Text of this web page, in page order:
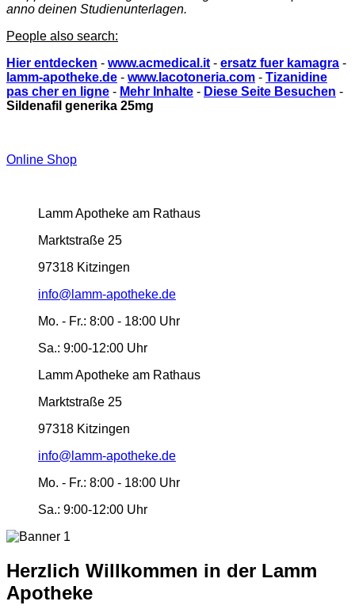
anno deinen Studienunterlagen.
People also search:
Hier entdecken - www.acmedical.it - ersatz fuer kamagra -
lamm-apotheke.de - www.lacotoneria.com - Tizanidine
pas cher en ligne - Mehr Inhalte - Diese Seite Besuchen -
Sildenafil generika 25mg
Online Shop
Lamm Apotheke am Rathaus
Marktstraße 25
97318 Kitzingen
info@lamm-apotheke.de
Mo. - Fr.: 8:00 - 18:00 Uhr
Sa.: 9:00-12:00 Uhr
Lamm Apotheke am Rathaus
Marktstraße 25
97318 Kitzingen
info@lamm-apotheke.de
Mo. - Fr.: 8:00 - 18:00 Uhr
Sa.: 9:00-12:00 Uhr
Herzlich Willkommen in der Lamm
Apotheke